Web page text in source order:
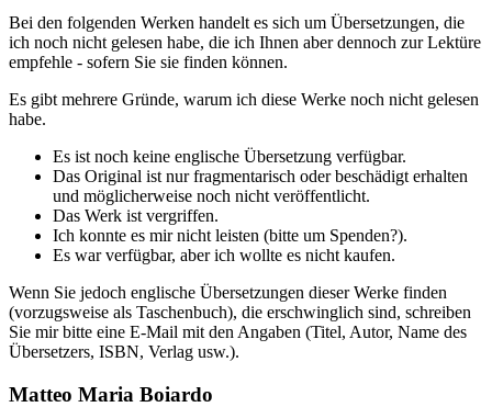
Bei den folgenden Werken handelt es sich um Übersetzungen, die
ich noch nicht gelesen habe, die ich Ihnen aber dennoch zur Lektüre
empfehle - sofern Sie sie finden können.
Es gibt mehrere Gründe, warum ich diese Werke noch nicht gelesen
habe.
Es ist noch keine englische Übersetzung verfügbar.
Das Original ist nur fragmentarisch oder beschädigt erhalten
und möglicherweise noch nicht veröffentlicht.
Das Werk ist vergriffen.
Ich konnte es mir nicht leisten (bitte um Spenden?).
Es war verfügbar, aber ich wollte es nicht kaufen.
Wenn Sie jedoch englische Übersetzungen dieser Werke finden
(vorzugsweise als Taschenbuch), die erschwinglich sind, schreiben
Sie mir bitte eine E-Mail mit den Angaben (Titel, Autor, Name des
Übersetzers, ISBN, Verlag usw.).
Matteo Maria Boiardo